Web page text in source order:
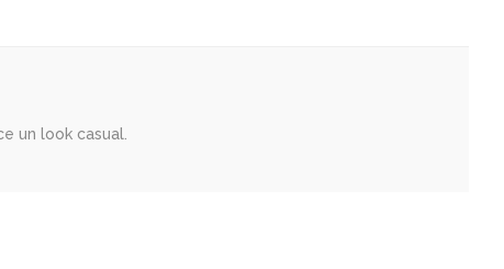
un look casual.